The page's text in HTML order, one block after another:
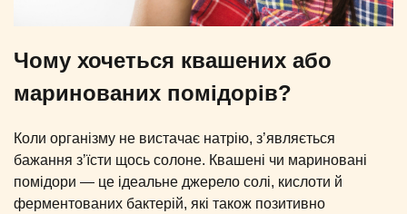
Чому хочеться квашених або
маринованих помідорів?
Коли організму не вистачає натрію, з’являється
бажання з’їсти щось солоне. Квашені чи мариновані
помідори — це ідеальне джерело солі, кислоти й
ферментованих бактерій, які також позитивно